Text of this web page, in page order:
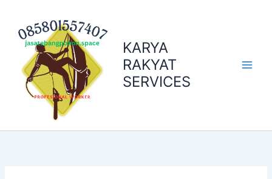
content
KARYA
RAKYAT
SERVICES